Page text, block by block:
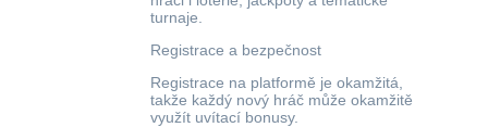
turnaje.
Registrace a bezpečnost
Registrace na platformě je okamžitá,
takže každý nový hráč může okamžitě
využít uvítací bonusy.